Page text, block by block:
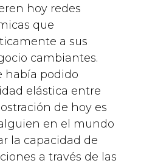
hoy redes
que
a sus
cambiantes.
había podido
elástica entre
de hoy es
en el mundo
la capacidad de
a través de las